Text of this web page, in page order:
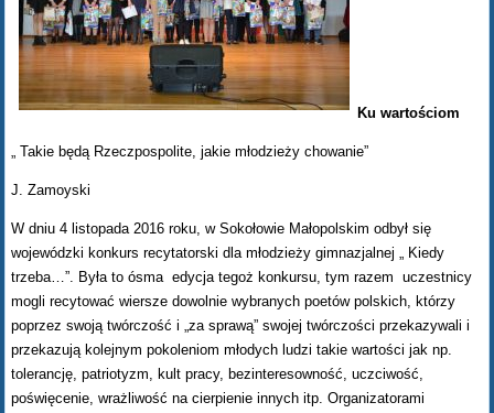
Ku wartościom
„ Takie będą Rzeczpospolite, jakie młodzieży chowanie”
J. Zamoyski
W dniu 4 listopada 2016 roku, w Sokołowie Małopolskim odbył się
wojewódzki konkurs recytatorski dla młodzieży gimnazjalnej „ Kiedy
trzeba…”. Była to ósma edycja tegoż konkursu, tym razem uczestnicy
mogli recytować wiersze dowolnie wybranych poetów polskich, którzy
poprzez swoją twórczość i „za sprawą” swojej twórczości przekazywali i
przekazują kolejnym pokoleniom młodych ludzi takie wartości jak np.
tolerancję, patriotyzm, kult pracy, bezinteresowność, uczciwość,
poświęcenie, wrażliwość na cierpienie innych itp. Organizatorami